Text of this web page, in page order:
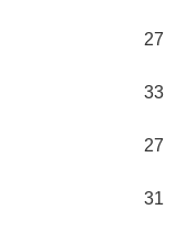
27
33
27
31